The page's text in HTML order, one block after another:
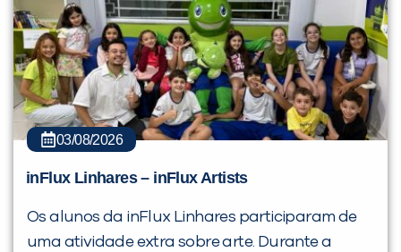
03/08/2026
inFlux Linhares – inFlux Artists
Os alunos da inFlux Linhares participaram de
uma atividade extra sobre arte. Durante a